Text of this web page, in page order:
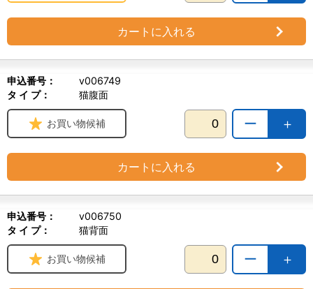
カートに入れる
申込番号：
v006749
タ イ プ：
猫腹面
＋
ー
お買い物候補
カートに入れる
申込番号：
v006750
タ イ プ：
猫背面
＋
ー
お買い物候補